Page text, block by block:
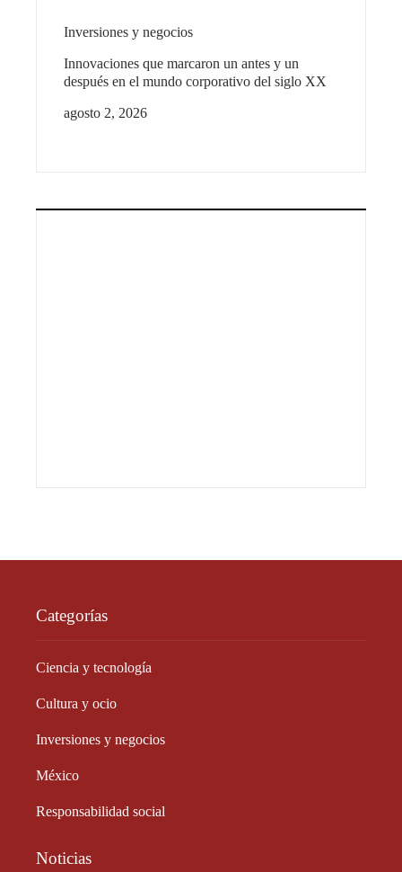
Inversiones y negocios
Innovaciones que marcaron un antes y un
después en el mundo corporativo del siglo XX
agosto 2, 2026
Categorías
Ciencia y tecnología
Cultura y ocio
Inversiones y negocios
México
Responsabilidad social
Noticias